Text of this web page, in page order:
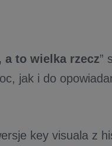
a to wielka rzecz”
jak i do
key visuala z